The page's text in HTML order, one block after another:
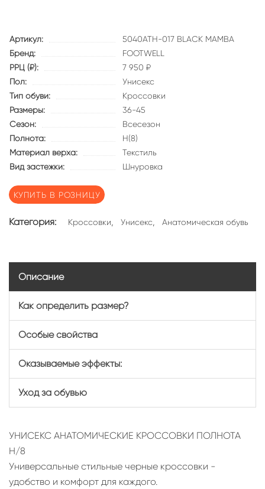
Артикул:
5040ATH-017 BLACK MAMBA
Бренд:
FOOTWELL
РРЦ (₽):
7 950 ₽
Пол:
Унисекс
Тип обуви:
Кроссовки
Размеры:
36-45
Сезон:
Всесезон
Полнота:
Н(8)
Материал верха:
Текстиль
Вид застежки:
Шнуровка
КУПИТЬ В РОЗНИЦУ
Категория: Кроссовки, Унисекс, Анатомическая обувь
Описание
Как определить размер?
Особые свойства
Оказываемые эффекты:
Уход за обувью
УНИСЕКС АНАТОМИЧЕСКИЕ КРОССОВКИ ПОЛНОТА
H/8
Универсальные стильные черные кроссовки -
удобство и комфорт для каждого.